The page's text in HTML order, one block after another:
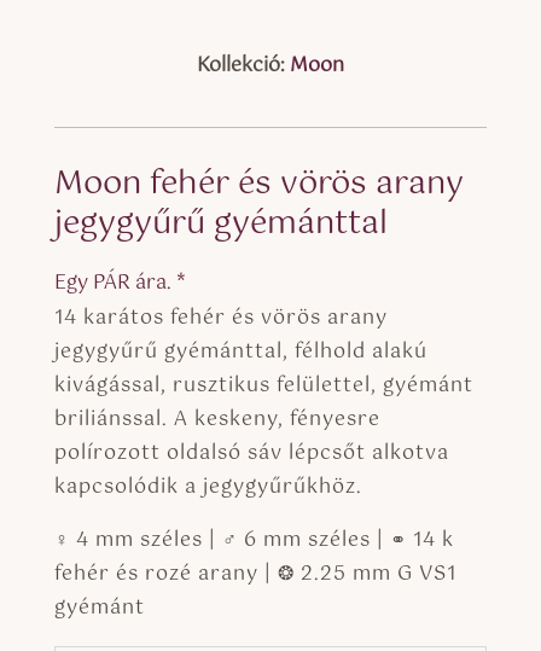
Kollekció:Moon
Moon fehér és vörös arany
jegygyűrű gyémánttal
Egy PÁR ára. *
14 karátos fehér és vörös arany
jegygyűrű gyémánttal, félhold alakú
kivágással, rusztikus felülettel, gyémánt
briliánssal. A keskeny, fényesre
polírozott oldalsó sáv lépcsőt alkotva
kapcsolódik a jegygyűrűkhöz.
♀ 4 mm széles | ♂ 6 mm széles | ⚭ 14 k
fehér és rozé arany | ❂ 2.25 mm G VS1
gyémánt